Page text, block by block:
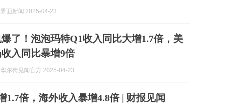
界面新闻 2025-04-23
爆了！泡泡玛特Q1收入同比大增1.7倍，美
入同比暴增9倍
华尔街见闻官方 2025-04-23
1.7倍，海外收入暴增4.8倍 | 财报见闻